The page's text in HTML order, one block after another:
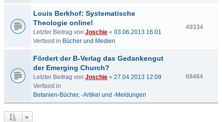
Louis Berkhof: Systematische
Theologie online!
Letzter Beitrag von Joschie « 03.06.2013 16:01
Verfasst in Bücher und Medien
49334
Fördert der B-Verlag das Gedankengut
der Emerging Church?
Letzter Beitrag von Joschie « 27.04.2013 12:09
Verfasst in
Betanien-Bücher, -Artikel und -Meldungen
68464